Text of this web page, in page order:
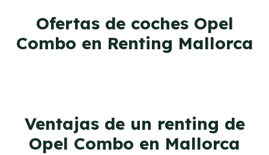
Ofertas de coches Opel
Combo en Renting Mallorca
Ventajas de un renting de
Opel Combo en Mallorca